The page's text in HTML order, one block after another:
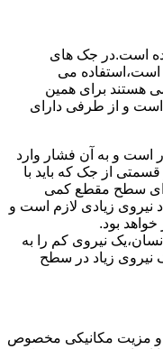
است.در جک های
است،استفاده می
هستند برای همین
و از طرفی دارای
و به آن فشار وارد
از جک که باید با
سطح مقطع کمی
نیروی زیادی لازم است و
بود.
نیروی کم را به
نیروی زیاد در سطح
و مزیت مکانیکی مخصوص